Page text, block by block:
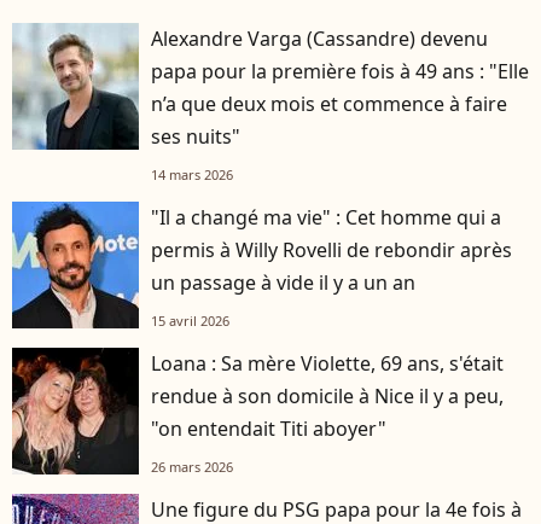
Alexandre Varga (Cassandre) devenu
papa pour la première fois à 49 ans : "Elle
n’a que deux mois et commence à faire
ses nuits"
14 mars 2026
"Il a changé ma vie" : Cet homme qui a
permis à Willy Rovelli de rebondir après
un passage à vide il y a un an
15 avril 2026
Loana : Sa mère Violette, 69 ans, s'était
rendue à son domicile à Nice il y a peu,
"on entendait Titi aboyer"
26 mars 2026
Une figure du PSG papa pour la 4e fois à